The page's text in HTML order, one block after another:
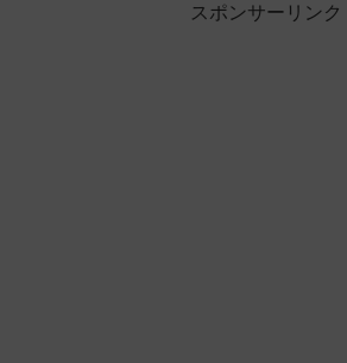
スポンサーリンク